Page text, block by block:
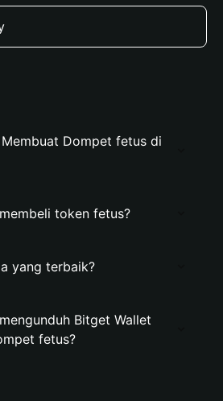
Dompet fetus di
token fetus?
yang terbaik?
Bitget Wallet
fetus?